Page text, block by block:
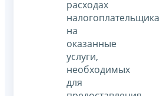
расходах
налогоплательщика
на
оказанные
услуги,
необходимых
для